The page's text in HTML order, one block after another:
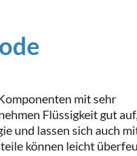
mit sehr
Flüssigkeit gut
und lassen sich auch
können leicht